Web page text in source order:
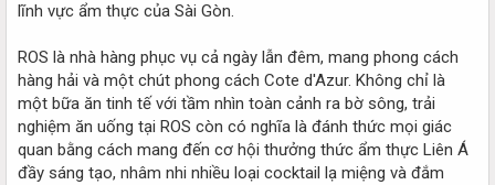
lĩnh vực ẩm thực của Sài Gòn.
ROS là nhà hàng phục vụ cả ngày lẫn đêm, mang phong cách
hàng hải và một chút phong cách Cote d'Azur. Không chỉ là
một bữa ăn tinh tế với tầm nhìn toàn cảnh ra bờ sông, trải
nghiệm ăn uống tại ROS còn có nghĩa là đánh thức mọi giác
quan bằng cách mang đến cơ hội thưởng thức ẩm thực Liên Á
đầy sáng tạo, nhâm nhi nhiều loại cocktail lạ miệng và đắm